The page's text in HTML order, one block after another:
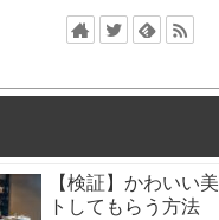
【検証】かわいい
トしてもらう方法